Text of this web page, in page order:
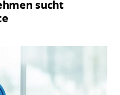
sucht